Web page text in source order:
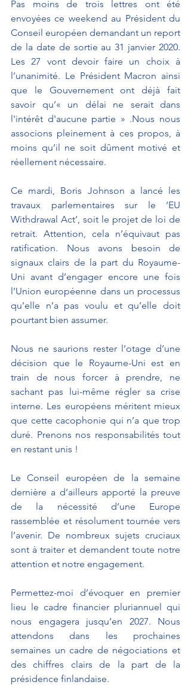
Pas moins de trois lettres ont été
envoyées ce weekend au Président du
Conseil européen demandant un report
de la date de sortie au 31 janvier 2020.
Les 27 vont devoir faire un choix à
l’unanimité. Le Président Macron ainsi
que le Gouvernement ont déjà fait
savoir qu’« un délai ne serait dans
l'intérêt d'aucune partie » .Nous nous
associons pleinement à ces propos, à
moins qu’il ne soit dûment motivé et
réellement nécessaire.
Ce mardi, Boris Johnson a lancé les
travaux parlementaires sur le ‘EU
Withdrawal Act’, soit le projet de loi de
retrait. Attention, cela n’équivaut pas
ratification. Nous avons besoin de
signaux clairs de la part du Royaume-
Uni avant d’engager encore une fois
l’Union européenne dans un processus
qu’elle n’a pas voulu et qu’elle doit
pourtant bien assumer.
Nous ne saurions rester l’otage d’une
décision que le Royaume-Uni est en
train de nous forcer à prendre, ne
sachant pas lui-même régler sa crise
interne. Les européens méritent mieux
que cette cacophonie qui n’a que trop
duré. Prenons nos responsabilités tout
en restant unis !
Le Conseil européen de la semaine
dernière a d’ailleurs apporté la preuve
de la nécessité d’une Europe
rassemblée et résolument tournée vers
l’avenir. De nombreux sujets cruciaux
sont à traiter et demandent toute notre
attention et notre engagement.
Permettez-moi d’évoquer en premier
lieu le cadre financier pluriannuel qui
nous engagera jusqu’en 2027. Nous
attendons dans les prochaines
semaines un cadre de négociations et
des chiffres clairs de la part de la
présidence finlandaise.